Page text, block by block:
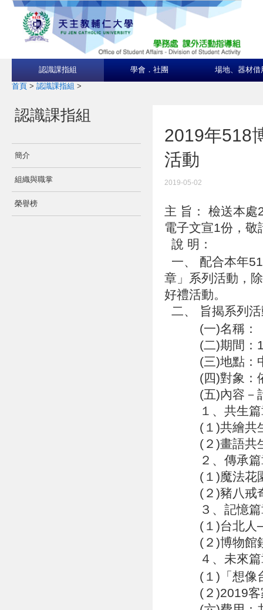
認識課指組 學會．社團 場地、器材借
首頁 > 認識課指組 >
認識課指組
簡介
組織與職掌
榮譽榜
2019年518
活動
2019-05-02
主 旨： 檢送本處
電子文宣1份，
說 明：
一、 配合本年
章」系列活動，
好禮活動。
二、 旨揭系列
(一)名稱：「
(二)期間：
(三)地點：中
(四)對象：依
(五)內容－計
１、共生篇
(１)共繪共生
(２)畫語共生
２、傳承篇
(１)魔法花園
(２)豬八戒奇
３、記憶篇
(１)台北人─
(２)博物館鎂
４、未來篇
(１)「想像台
(２)2019客家